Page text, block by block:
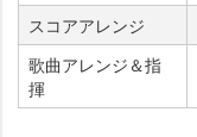
スコアアレンジ
歌曲アレンジ＆指
揮